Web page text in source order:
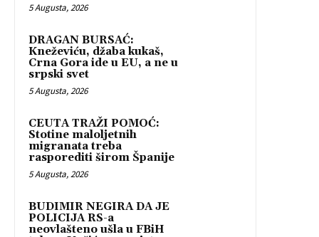
5 Augusta, 2026
DRAGAN BURSAĆ:
Kneževiću, džaba kukaš,
Crna Gora ide u EU, a ne u
srpski svet
5 Augusta, 2026
CEUTA TRAŽI POMOĆ:
Stotine maloljetnih
migranata treba
rasporediti širom Španije
5 Augusta, 2026
BUDIMIR NEGIRA DA JE
POLICIJA RS-a
neovlašteno ušla u FBiH